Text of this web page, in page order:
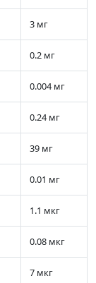
3 мг
0.2 мг
0.004 мг
0.24 мг
39 мг
0.01 мг
1.1 мкг
0.08 мкг
7 мкг